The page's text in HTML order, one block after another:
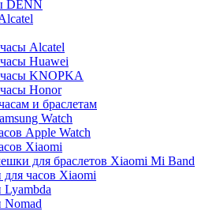
DENN
Alcatel
Huawei
KNOPKA
Honor
и браслетам
Watch
Apple Watch
Xiaomi
для браслетов Xiaomi Mi Band
часов Xiaomi